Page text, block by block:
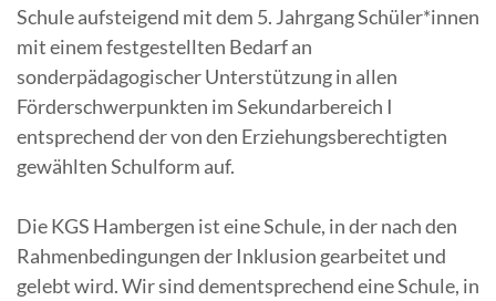
Schule aufsteigend mit dem 5. Jahrgang Schüler*innen
mit einem festgestellten Bedarf an
sonderpädagogischer Unterstützung in allen
Förderschwerpunkten im Sekundarbereich I
entsprechend der von den Erziehungsberechtigten
gewählten Schulform auf.
Die KGS Hambergen ist eine Schule, in der nach den
Rahmenbedingungen der Inklusion gearbeitet und
gelebt wird. Wir sind dementsprechend eine Schule, in